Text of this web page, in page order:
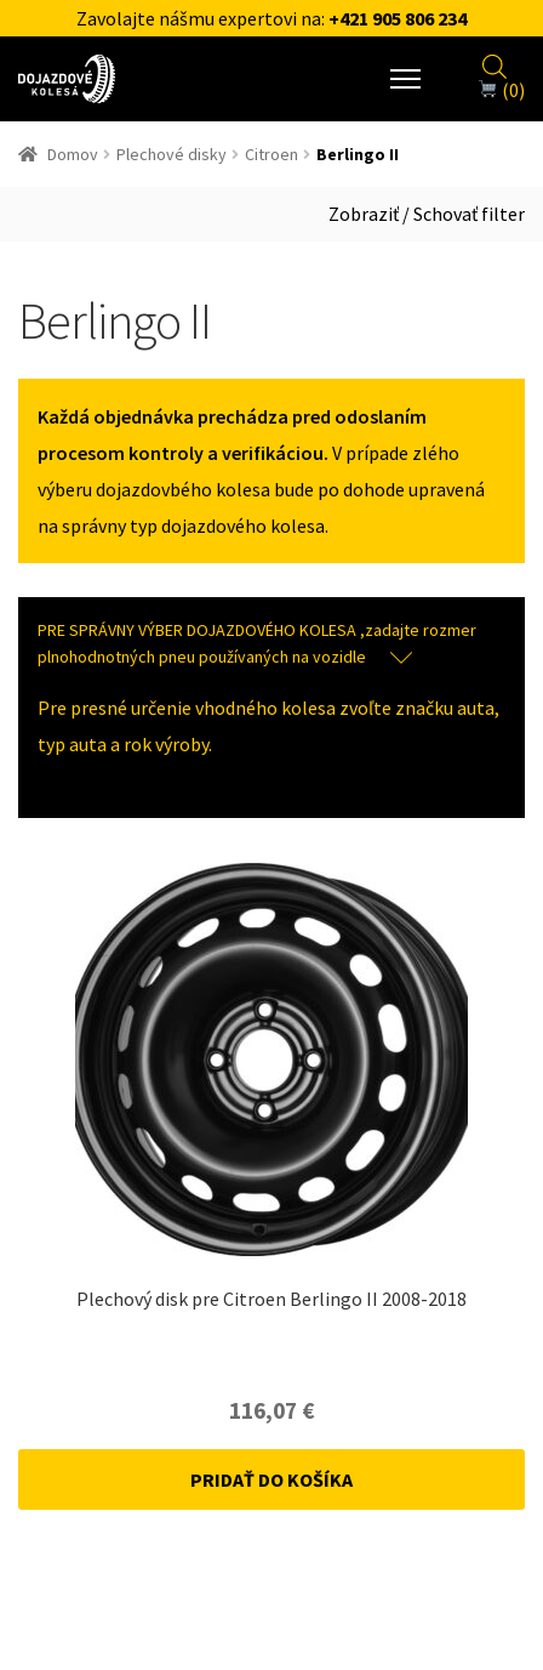
Zavolajte nášmu expertovi na: +421 905 806 234
(0)
Domov Plechové disky Citroen Berlingo II
Zobraziť / Schovať filter
Berlingo II
Každá objednávka prechádza pred odoslaním
procesom kontroly a verifikáciou. V prípade zlého
výberu dojazdovbého kolesa bude po dohode upravená
na správny typ dojazdového kolesa.
PRE SPRÁVNY VÝBER DOJAZDOVÉHO KOLESA ,zadajte rozmer
plnohodnotných pneu používaných na vozidle
Pre presné určenie vhodného kolesa zvoľte značku auta,
typ auta a rok výroby.
Plechový disk pre Citroen Berlingo II 2008-2018
116,07 €
PRIDAŤ DO KOŠÍKA